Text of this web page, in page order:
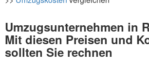
Umzugsunternehmen in
Mit diesen Preisen und
sollten Sie rechnen